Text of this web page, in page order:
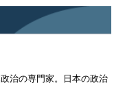
治の専門家。日本の政治